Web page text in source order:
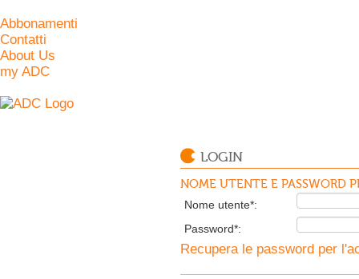
Abbonamenti
Contatti
About Us
my ADC
LOGIN
NOME UTENTE E PASSWORD
Nome utente*:
Password*:
Recupera le password per